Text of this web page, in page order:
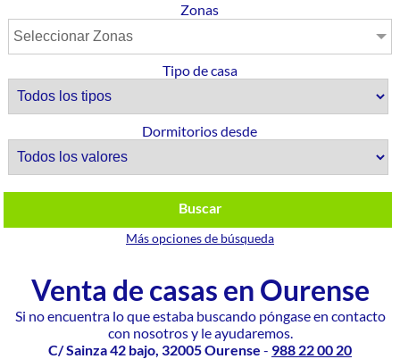
Zonas
Seleccionar Zonas
Tipo de casa
Dormitorios desde
Buscar
Más opciones de búsqueda
Venta de casas en Ourense
Si no encuentra lo que estaba buscando póngase en contacto
con nosotros y le ayudaremos.
C/ Sainza 42 bajo, 32005 Ourense - 988 22 00 20